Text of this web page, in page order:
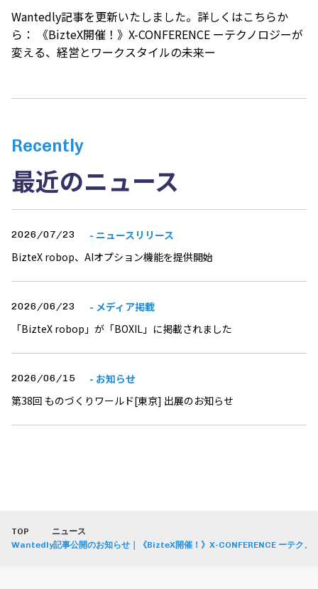
Wantedly記事を更新いたしました。詳しくはこちらか
ら：
《BizteX開催！》X-CONFERENCE ーテクノロジーが
変える、経営とワークスタイルの未来ー
Recently
最近のニュース
2026/07/23
- ニュースリリース
BizteX robop、AIオプション機能を提供開始
2026/06/23
- メディア掲載
「BizteX robop」が「BOXIL」に掲載されました
2026/06/15
- お知らせ
第38回 ものづくりワールド[東京] 出展のお知らせ
TOP
ニュース
Wantedly記事公開のお知らせ｜《BizteX開催！》X-CONFERENCE ーテクノ